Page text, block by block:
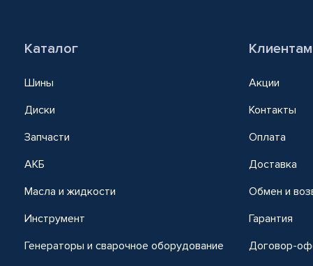
Каталог
Шины
Диски
Запчасти
АКБ
Масла и жидкости
Инструмент
Генераторы и сварочное оборудование
Клиентам
Акции
Контакты
Оплата
Доставка
Обмен и
Гарантия
Договор-